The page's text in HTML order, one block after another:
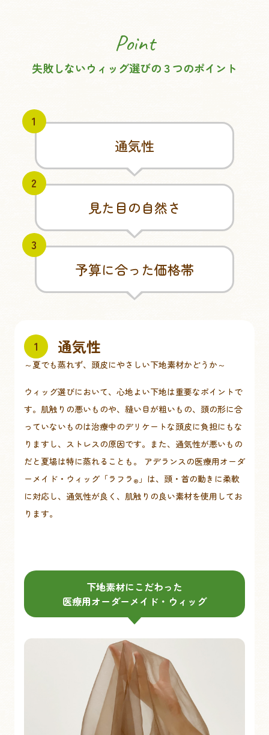
Point
失敗しないウィッグ選びの３つのポイント
1
通気性
2
見た目の自然さ
3
予算に合った価格帯
1 通気性
～夏でも蒸れず、頭皮にやさしい下地素材かどうか～
ウィッグ選びにおいて、心地よい下地は重要なポイントで
す。肌触りの悪いものや、縫い目が粗いもの、頭の形に合
っていないものは治療中のデリケートな頭皮に負担にもな
りますし、ストレスの原因です。また、通気性が悪いもの
だと夏場は特に蒸れることも。 アデランスの医療用オーダ
ーメイド・ウィッグ「ラフラ ® 」は、頭・首の動きに柔軟
に対応し、通気性が良く、肌触りの良い素材を使用してお
ります。
下地素材にこだわった
医療用オーダーメイド・ウィッグ